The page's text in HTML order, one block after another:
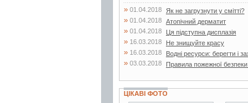
» 01.04.2018 Як не загрузнути у смітті?
» 01.04.2018 Атопічний дерматит
» 01.04.2018 Ця підступна дисплазія
» 16.03.2018 Не знищуйте красу
» 16.03.2018 Водні ресурси: берегти і
» 03.03.2018
Правила пожежної безпеки
ЦІКАВІ ФОТО